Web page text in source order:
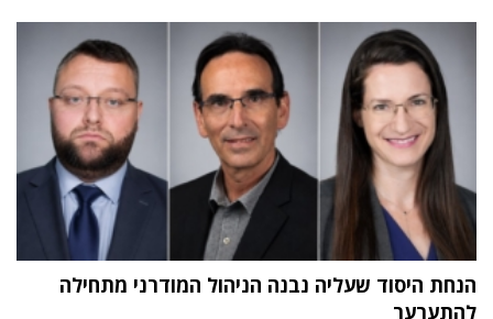
הנחת היסוד שעליה נבנה הניהול המודרני מתחילה
להתערער